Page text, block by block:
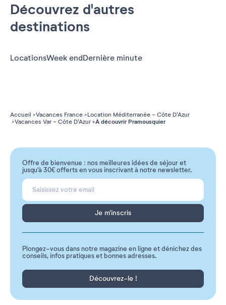
Découvrez d'autres
destinations
LocationsWeek endDernière minute
Accueil Vacances France
Location Méditerranée - Côte D'Azur
Vacances Var - Côte D'Azur
À découvrir Pramousquier
Offre de bienvenue : nos meilleures idées de séjour et
jusqu'à 30€ offerts en vous inscrivant à notre newsletter.
Je m'inscris
Plongez-vous dans notre magazine en ligne et dénichez des
conseils, infos pratiques et bonnes adresses.
Découvrez-le !